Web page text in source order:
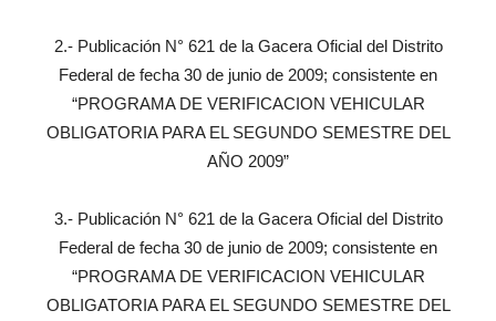
2.- Publicación N° 621 de la Gacera Oficial del Distrito
Federal de fecha 30 de junio de 2009; consistente en
“PROGRAMA DE VERIFICACION VEHICULAR
OBLIGATORIA PARA EL SEGUNDO SEMESTRE DEL
AÑO 2009”
3.- Publicación N° 621 de la Gacera Oficial del Distrito
Federal de fecha 30 de junio de 2009; consistente en
“PROGRAMA DE VERIFICACION VEHICULAR
OBLIGATORIA PARA EL SEGUNDO SEMESTRE DEL